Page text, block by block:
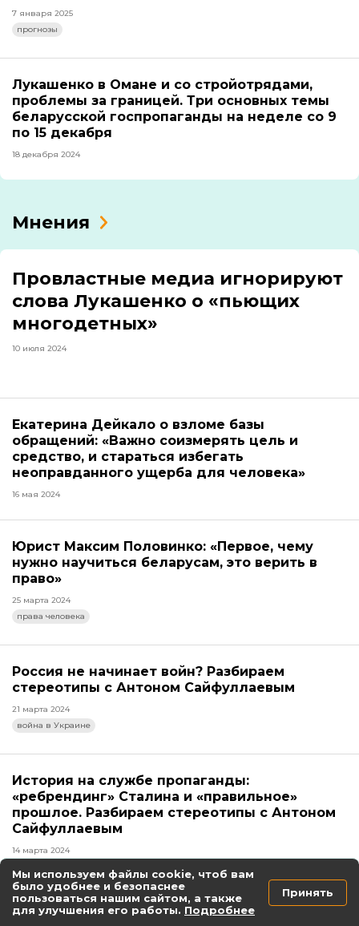
7 января 2025
прогнозы
Лукашенко в Омане и со стройотрядами,
проблемы за границей. Три основных темы
беларусской госпропаганды на неделе со 9
по 15 декабря
18 декабря 2024
Мнения
Провластные медиа игнорируют
слова Лукашенко о «пьющих
многодетных»
10 июля 2024
Екатерина Дейкало о взломе базы
обращений: «Важно соизмерять цель и
средство, и стараться избегать
неоправданного ущерба для человека»
16 мая 2024
Юрист Максим Половинко: «Первое, чему
нужно научиться беларусам, это верить в
право»
25 марта 2024
права человека
Россия не начинает войн? Разбираем
стереотипы с Антоном Сайфуллаевым
21 марта 2024
война в Украине
История на службе пропаганды:
«ребрендинг» Сталина и «правильное»
прошлое. Разбираем стереотипы с Антоном
Сайфуллаевым
14 марта 2024
Мы используем файлы cookie, чтоб вам
было удобнее и безопаснее
пользоваться нашим сайтом, а также
для улучшения его работы. Подробнее
Принять